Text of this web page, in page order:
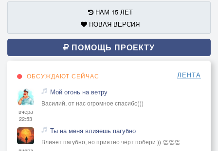
НАМ 15 ЛЕТ
НОВАЯ ВЕРСИЯ
ПОМОЩЬ ПРОЕКТУ
ОБСУЖДАЮТ СЕЙЧАС ЛЕНТА
вчера
22:53
Мой огонь на ветру
Василий, от нас огромное спасибо)))
Ты на меня влияешь пагубно
Влияет пагубно, но приятно чёрт побери )) 👏👏👏